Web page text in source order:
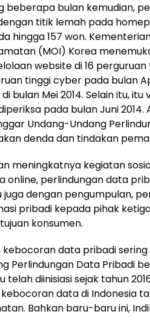
beberapa bulan kemudian,
titik lemah pada
hingga 157 won.
(MOI) Korea
website di 16
tinggi cyber pada bulan
bulan Mei 2014. Selain itu,
pada bulan Juni
Undang-Undang
denda dan tindakan
meningkatnya kegiatan
online, perlindungan data
juga dengan pengumpulan,
pribadi kepada pihak
konsumen.
kebocoran data pribadi
Perlindungan Data Pribadi
telah diinisiasi sejak tahun
kebocoran data di Indonesia
Bahkan baru-baru ini,